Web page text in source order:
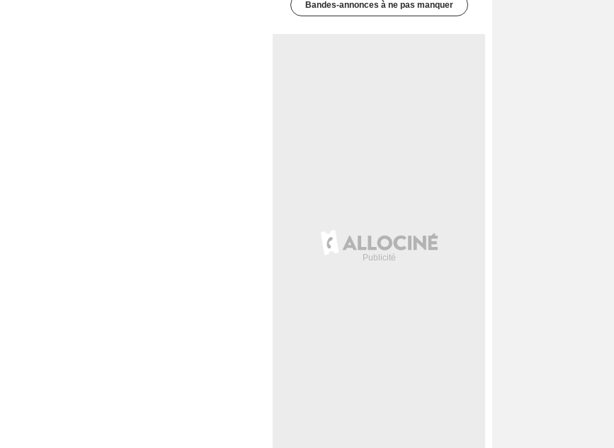
Bandes-annonces à ne pas manquer